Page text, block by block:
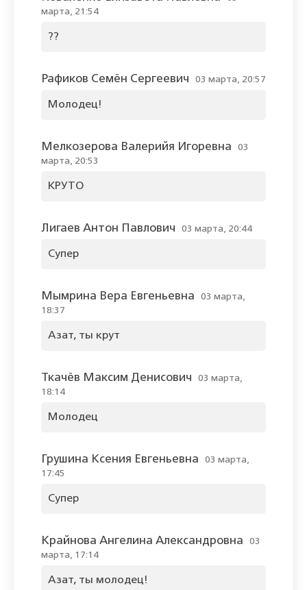
марта, 21:54
??
Рафиков Семён Сергеевич 03 марта, 20:57
Молодец!
Мелкозерова Валерийя Игоревна
03
марта, 20:53
КРУТО
Лигаев Антон Павлович 03 марта, 20:44
Супер
Мымрина Вера Евгеньевна
03 марта,
18:37
Азат, ты крут
Ткачёв Максим Денисович
03 марта,
18:14
Молодец
Грушина Ксения Евгеньевна
03 марта,
17:45
Супер
Крайнова Ангелина Александровна
03
марта, 17:14
Азат, ты молодец!